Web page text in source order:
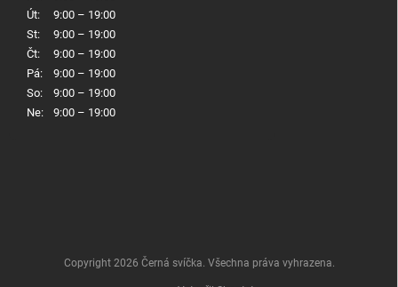
Út:
9:00 – 19:00
St:
9:00 – 19:00
Čt:
9:00 – 19:00
Pá:
9:00 – 19:00
So:
9:00 – 19:00
Ne:
9:00 – 19:00
Copyright 2026 Černá svíčka . Všechna práva vyhrazena.